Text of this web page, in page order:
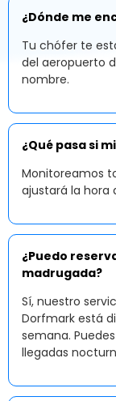
¿Dónde me
Tu chófer te
del aeropuerto
nombre.
¿Qué pasa si
Monitoreamos
ajustará la hora
¿Puedo
madrugada?
Sí, nuestro
Dorfmark está
semana.
llegadas